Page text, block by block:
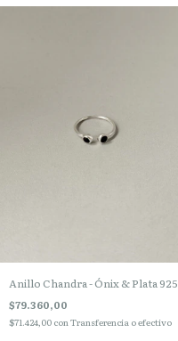
Anillo Chandra - Ónix & Plata 925
$79.360,00
$71.424,00 conTransferencia o efectivo